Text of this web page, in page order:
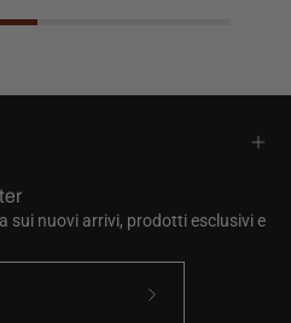
sui nuovi arrivi, prodotti esclusivi e